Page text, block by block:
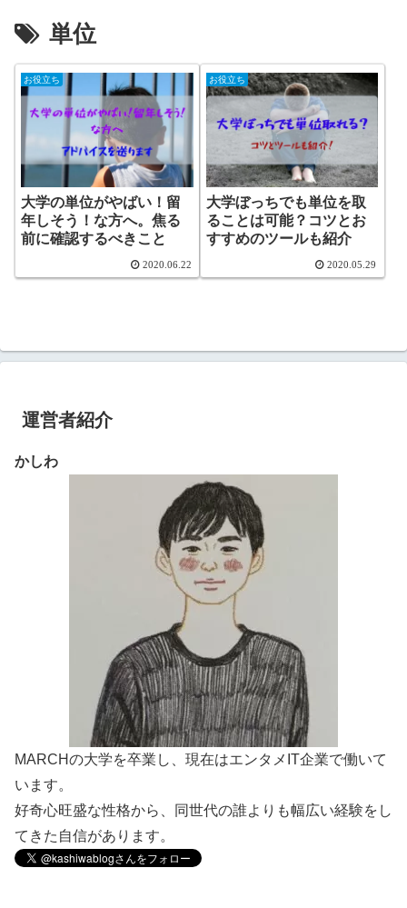
単位
お役立ち
大学の単位がやばい！留
年しそう！な方へ。焦る
前に確認するべきこと
2020.06.22
お役立ち
大学ぼっちでも単位を取
ることは可能？コツとお
すすめのツールも紹介
2020.05.29
運営者紹介
かしわ
MARCHの大学を卒業し、現在はエンタメIT企業で働いて
います。
好奇心旺盛な性格から、同世代の誰よりも幅広い経験をし
てきた自信があります。